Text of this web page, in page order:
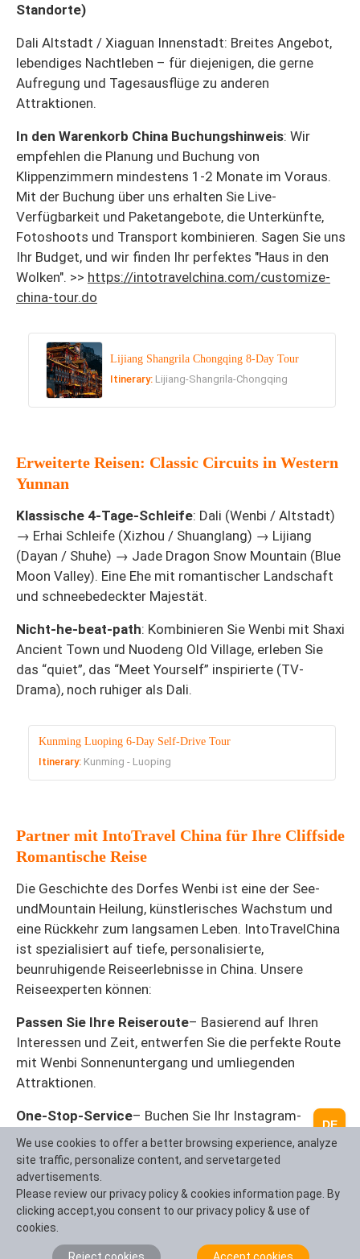
Standorte)
Dali Altstadt / Xiaguan Innenstadt: Breites Angebot,
lebendiges Nachtleben – für diejenigen, die gerne
Aufregung und Tagesausflüge zu anderen
Attraktionen.
In den Warenkorb China Buchungshinweis: Wir
empfehlen die Planung und Buchung von
Klippenzimmern mindestens 1-2 Monate im Voraus.
Mit der Buchung über uns erhalten Sie Live-
Verfügbarkeit und Paketangebote, die Unterkünfte,
Fotoshoots und Transport kombinieren. Sagen Sie uns
Ihr Budget, und wir finden Ihr perfektes "Haus in den
Wolken". >> https://intotravelchina.com/customize-
china-tour.do
Lijiang Shangrila Chongqing 8-Day Tour
Itinerary: Lijiang-Shangrila-Chongqing
Erweiterte Reisen: Classic Circuits in Western
Yunnan
Klassische 4-Tage-Schleife: Dali (Wenbi / Altstadt)
→ Erhai Schleife (Xizhou / Shuanglang) → Lijiang
(Dayan / Shuhe) → Jade Dragon Snow Mountain (Blue
Moon Valley). Eine Ehe mit romantischer Landschaft
und schneebedeckter Majestät.
Nicht-he-beat-path: Kombinieren Sie Wenbi mit Shaxi
Ancient Town und Nuodeng Old Village, erleben Sie
das “quiet”, das “Meet Yourself” inspirierte (TV-
Drama), noch ruhiger als Dali.
Kunming Luoping 6-Day Self-Drive Tour
Itinerary: Kunming - Luoping
Partner mit IntoTravel China für Ihre Cliffside
Romantische Reise
Die Geschichte des Dorfes Wenbi ist eine der See-
undMountain Heilung, künstlerisches Wachstum und
eine Rückkehr zum langsamen Leben. IntoTravelChina
ist spezialisiert auf tiefe, personalisierte,
beunruhigende Reiseerlebnisse in China. Unsere
Reiseexperten können:
Passen Sie Ihre Reiseroute– Basierend auf Ihren
Interessen und Zeit, entwerfen Sie die perfekte Route
mit Wenbi Sonnenuntergang und umliegenden
Attraktionen.
One-Stop-Service– Buchen Sie Ihr Instagram-
berühmtes Gästehaus, Fotoshoot, Seeseite Privatauto
und engagierten Führer.
Exklusive Erfahrungen– Stellen Sie private Besuche
in Kunststudios, reservieren Sie den besten Tisch in
einem Klippe Café für Sonnenuntergang, und vieles
DE
We use cookies to offer a better browsing experience, analyze
site traffic, personalize content, and servetargeted
advertisements.
Please review our privacy policy & cookies information page. By
clicking accept,you consent to our privacy policy & use of
cookies.